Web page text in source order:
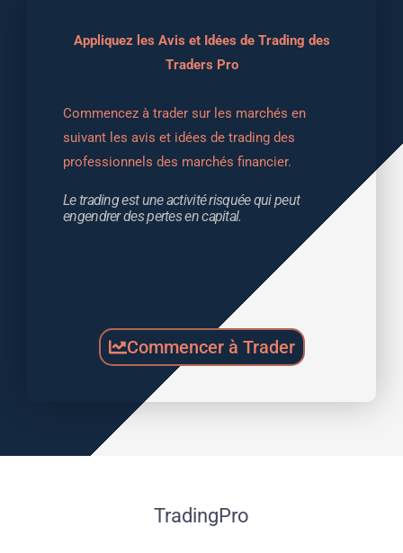
Appliquez les Avis et Idées de Trading des
Traders Pro
Commencez à trader sur les marchés en
suivant les avis et idées de trading des
professionnels des marchés financier.
Le trading est une activité risquée qui peut
engendrer des pertes en capital.
Commencer à Trader
TradingPro